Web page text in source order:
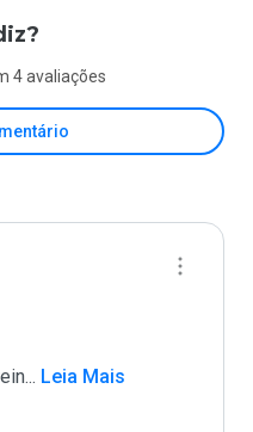
4 avaliações
... Leia Mais